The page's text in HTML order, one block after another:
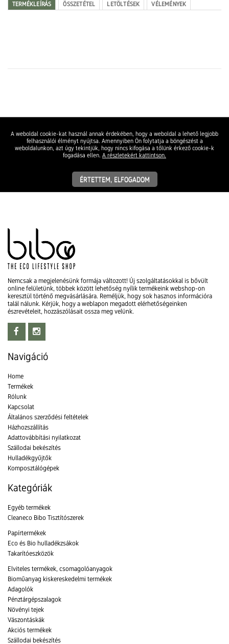
TERMÉKLEÍRÁS ÖSSZETÉTEL LETÖLTÉSEK VÉLEMÉNYEK
A weboldal cookie-kat használ annak érdekében, hogy a weboldal a lehető legjobb
felhasználói élményt nyújtsa. Amennyiben Ön folytatja a böngészést a
weboldalunkon, azt úgy tekintjük, hogy nincs kifogása a tőlünk érkező cookie-k
fogadása ellen. A részletekért kattintson.
ÉRTETTEM, ELFOGADOM
Nemcsak a megjelenésünk formája változott! Új szolgáltatásokkal is bővült
online felületünk, többek között lehetőség nyílik termékeink webshop-on
keresztül történő megvásárlására. Reméljük, hogy sok hasznos információra
talál nálunk. Kérjük, hogy a weblapon megadott elérhetőségeinken
észrevételeit, hozzászólásait ossza meg velünk.
Navigáció
Home
Termékek
Rólunk
Kapcsolat
Általános szerződési feltételek
Házhozszállítás
Adattovábbítási nyilatkozat
Szállodai bekészítés
Hulladékgyűjtők
Komposztálógépek
Kategóriák
Egyéb termékek
Cleaneco Bibo Tisztítószerek
Papírtermékek
Eco és Bio hulladékzsákok
Takarítóeszközök
Elviteles termékek, csomagolóanyagok
Bioműanyag kiskereskedelmi termékek
Adagolók
Pénztárgépszalagok
Növényi tejek
Vászontáskák
Akciós termékek
Szállodai bekészítés